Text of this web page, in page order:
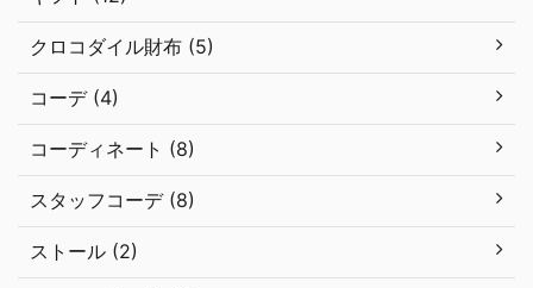
クロコダイル財布 (5)
コーデ (4)
コーディネート (8)
スタッフコーデ (8)
ストール (2)